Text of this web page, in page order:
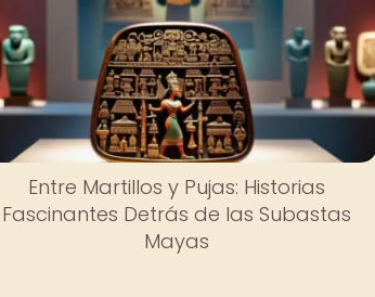
Entre Martillos y Pujas: Historias
Fascinantes Detrás de las Subastas
Mayas